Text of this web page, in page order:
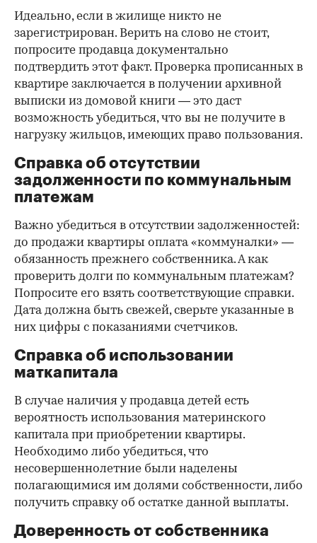
Идеально, если в жилище никто не
зарегистрирован. Верить на слово не стоит,
попросите продавца документально
подтвердить этот факт. Проверка прописанных в
квартире заключается в получении архивной
выписки из домовой книги — это даст
возможность убедиться, что вы не получите в
нагрузку жильцов, имеющих право пользования.
Справка об отсутствии
задолженности по коммунальным
платежам
Важно убедиться в отсутствии задолженностей:
до продажи квартиры оплата «коммуналки» —
обязанность прежнего собственника. А как
проверить долги по коммунальным платежам?
Попросите его взять соответствующие справки.
Дата должна быть свежей, сверьте указанные в
них цифры с показаниями счетчиков.
Справка об использовании
маткапитала
В случае наличия у продавца детей есть
вероятность использования материнского
капитала при приобретении квартиры.
Необходимо либо убедиться, что
несовершеннолетние были наделены
полагающимися им долями собственности, либо
получить справку об остатке данной выплаты.
Доверенность от собственника